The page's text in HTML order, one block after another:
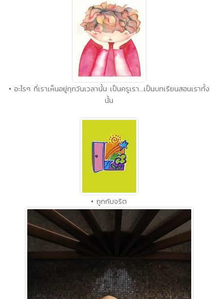
• อะไรๆ ที่เราเห็นอยู่ทุกวันเวลานั้น เป็นครูเรา...เป็นบทเรียนสอนเราทั้ง
นั้น
• ถูกกับจริต